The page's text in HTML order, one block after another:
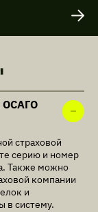
ОСАГО
страховой
серию и номер
Также можно
компании
и
в систему.